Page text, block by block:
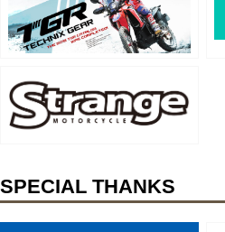
SPECIAL THANKS